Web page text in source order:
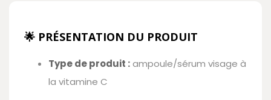
🌟 PRÉSENTATION DU PRODUIT
Type de produit :ampoule/sérum visage à
la vitamine C